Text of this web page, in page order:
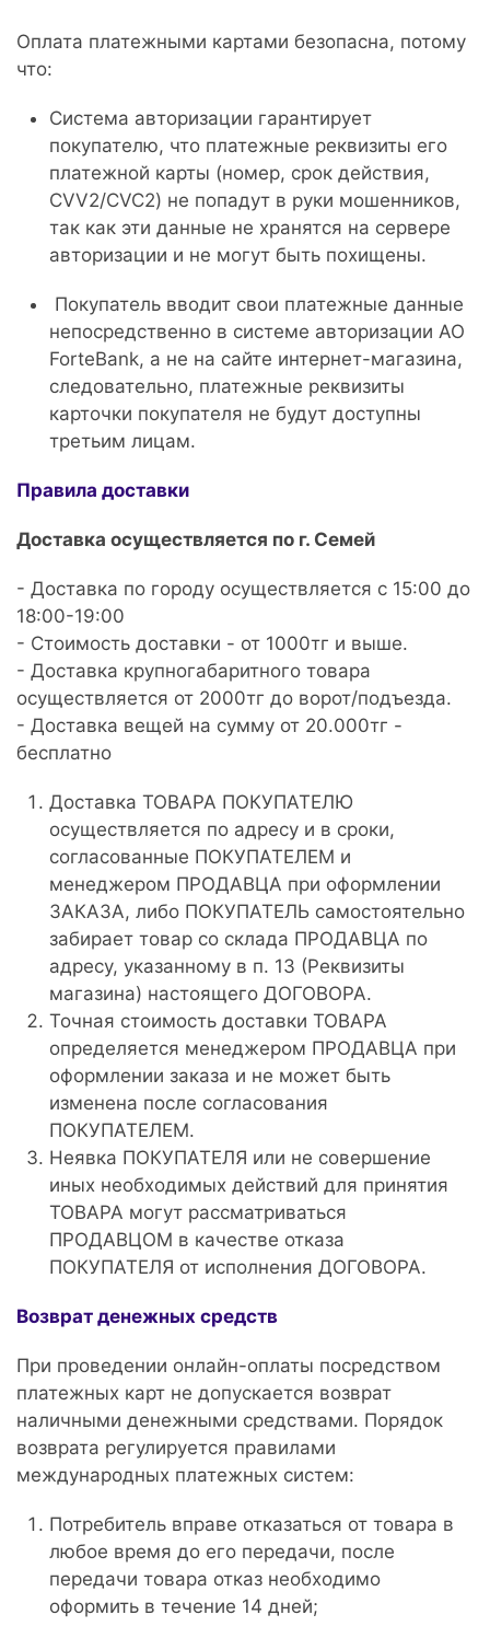
Оплата платежными картами безопасна, потому
что:
Система авторизации гарантирует
покупателю, что платежные реквизиты его
платежной карты (номер, срок действия,
CVV2/CVC2) не попадут в руки мошенников,
так как эти данные не хранятся на сервере
авторизации и не могут быть похищены.
Покупатель вводит свои платежные данные
непосредственно в системе авторизации АО
ForteBank, а не на сайте интернет-магазина,
следовательно, платежные реквизиты
карточки покупателя не будут доступны
третьим лицам.
Правила доставки
Доставка осуществляется по г. Семей
- Доставка по городу осуществляется с 15:00 до
18:00-19:00
- Стоимость доставки - от 1000тг и выше.
- Доставка крупногабаритного товара
осуществляется от 2000тг до ворот/подъезда.
- Доставка вещей на сумму от 20.000тг -
бесплатно
Доставка ТОВАРА ПОКУПАТЕЛЮ
осуществляется по адресу и в сроки,
согласованные ПОКУПАТЕЛЕМ и
менеджером ПРОДАВЦА при оформлении
ЗАКАЗА, либо ПОКУПАТЕЛЬ самостоятельно
забирает товар со склада ПРОДАВЦА по
адресу, указанному в п. 13 (Реквизиты
магазина) настоящего ДОГОВОРА.
Точная стоимость доставки ТОВАРА
определяется менеджером ПРОДАВЦА при
оформлении заказа и не может быть
изменена после согласования
ПОКУПАТЕЛЕМ.
Неявка ПОКУПАТЕЛЯ или не совершение
иных необходимых действий для принятия
ТОВАРА могут рассматриваться
ПРОДАВЦОМ в качестве отказа
ПОКУПАТЕЛЯ от исполнения ДОГОВОРА.
Возврат денежных средств
При проведении онлайн-оплаты посредством
платежных карт не допускается возврат
наличными денежными средствами. Порядок
возврата регулируется правилами
международных платежных систем:
Потребитель вправе отказаться от товара в
любое время до его передачи, после
передачи товара отказ необходимо
оформить в течение 14 дней;